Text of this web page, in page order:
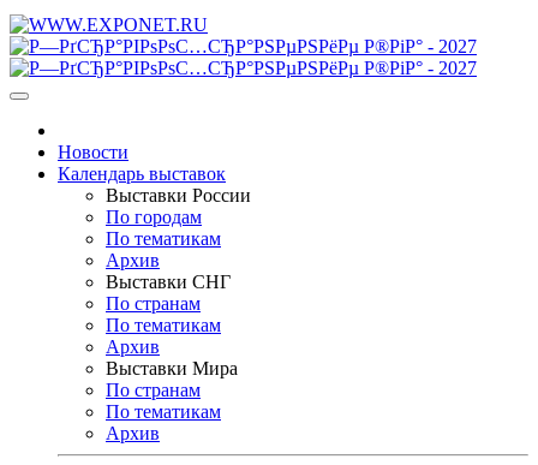
Новости
Календарь выставок
Выставки России
По городам
По тематикам
Архив
Выставки СНГ
По странам
По тематикам
Архив
Выставки Мира
По странам
По тематикам
Архив